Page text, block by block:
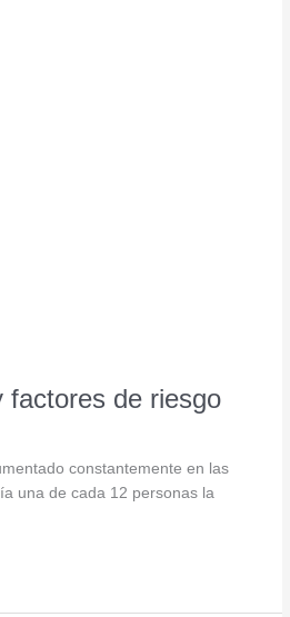
factores de riesgo
constantemente en las
una de cada 12 personas la